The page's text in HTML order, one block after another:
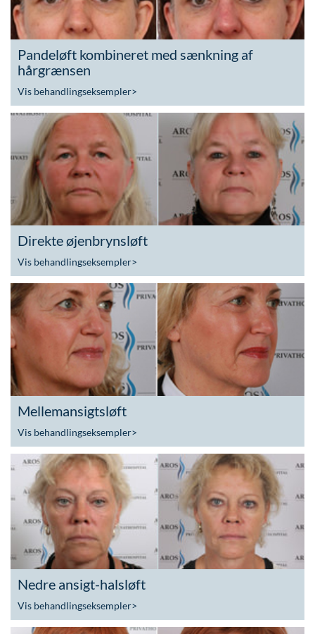
Pandeløft kombineret med sænkning af
hårgrænsen
Vis behandlingseksempler>
Direkte øjenbrynsløft
Vis behandlingseksempler>
Mellemansigtsløft
Vis behandlingseksempler>
Nedre ansigt-halsløft
Vis behandlingseksempler>